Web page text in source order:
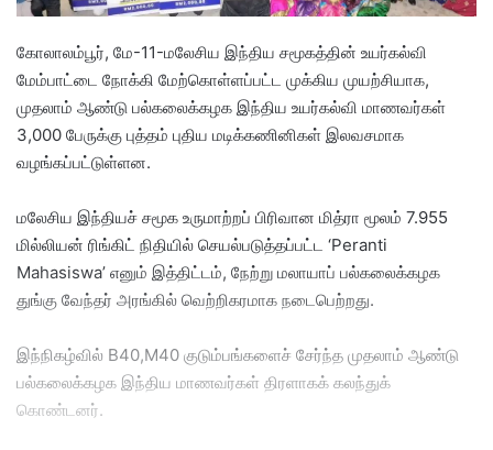
கோலாலம்பூர், மே-11-மலேசிய இந்திய சமூகத்தின் உயர்கல்வி
மேம்பாட்டை நோக்கி மேற்கொள்ளப்பட்ட முக்கிய முயற்சியாக,
முதலாம் ஆண்டு பல்கலைக்கழக இந்திய உயர்கல்வி மாணவர்கள்
3,000 பேருக்கு புத்தம் புதிய மடிக்கணினிகள் இலவசமாக
வழங்கப்பட்டுள்ளன.
மலேசிய இந்தியச் சமூக உருமாற்றப் பிரிவான மித்ரா மூலம் 7.955
மில்லியன் ரிங்கிட் நிதியில் செயல்படுத்தப்பட்ட ‘Peranti
Mahasiswa’ எனும் இத்திட்டம், நேற்று மலாயாப் பல்கலைக்கழக
துங்கு வேந்தர் அரங்கில் வெற்றிகரமாக நடைபெற்றது.
இந்நிகழ்வில் B40,M40 குடும்பங்களைச் சேர்ந்த முதலாம் ஆண்டு
பல்கலைக்கழக இந்திய மாணவர்கள் திரளாகக் கலந்துக்
கொண்டனர்.